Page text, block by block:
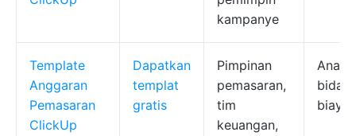
kampanye
Template
Anggaran
Pemasaran
ClickUp
Dapatkan
templat
gratis
Pimpinan
pemasaran,
tim
keuangan,
biaya